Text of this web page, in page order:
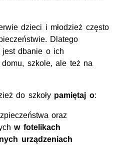
dzieci i młodzież często
Dlatego
jest dbanie o ich
szkole, ale też na
do szkoły pamiętaj o:
oraz
w fotelikach
urządzeniach